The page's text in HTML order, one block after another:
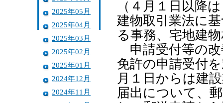
2025年05月
2025年04月
2025年03月
2025年02月
2025年01月
2024年12月
2024年11月
（４月１日以降
建物取引業法に
る事務、宅地建
申請受付等の改
免許の申請受付
月１日からは建
届出について、